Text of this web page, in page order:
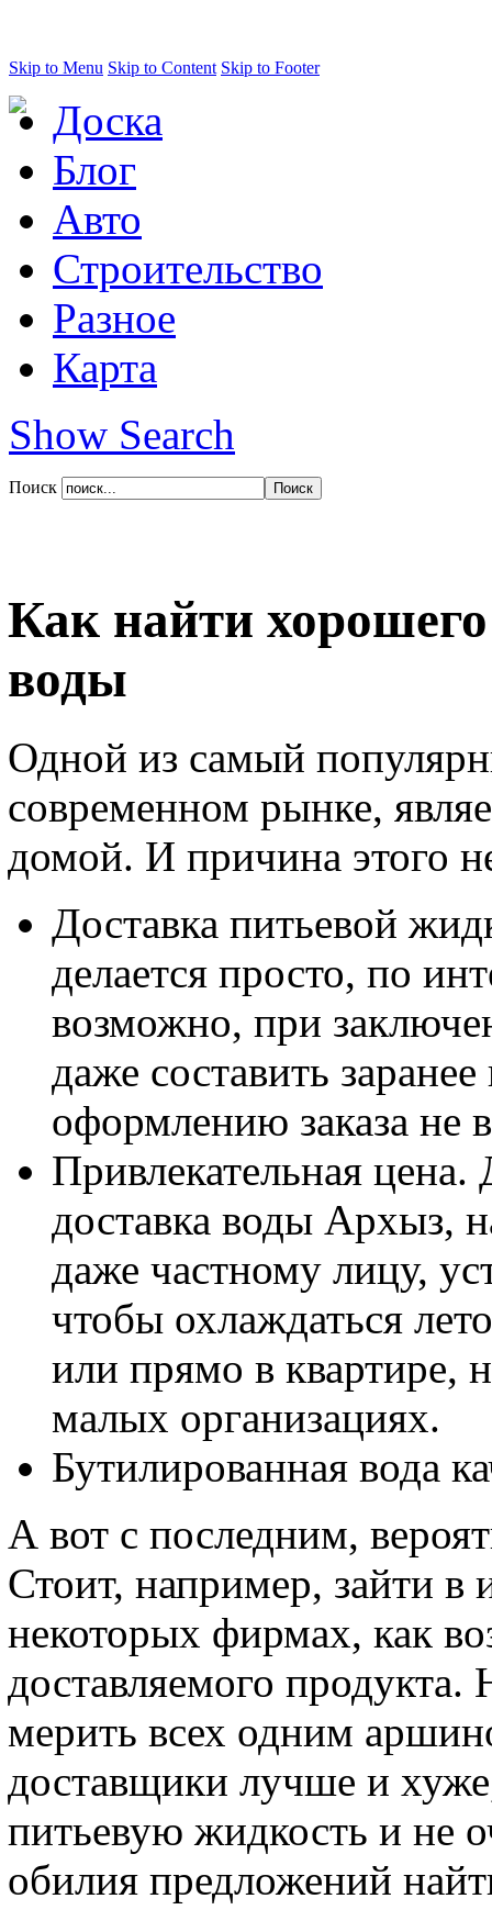
Skip to Menu Skip to Content Skip to Footer
Доска
Блог
Авто
Строительство
Разное
Карта
Show Search
Поиск
Как найти
воды
Одной из самый
современном рынке,
домой. И причина этого
Доставка питьевой
делается просто, по
возможно, при
даже составить
оформлению заказа не
Привлекательная
доставка воды Архыз,
даже частному лицу,
чтобы охлаждаться
или прямо в квартире,
малых организациях.
Бутилированная вода
А вот с последним,
Стоит, например, зайти в
некоторых фирмах, как
доставляемого продукта.
мерить всех одним
доставщики лучше и
питьевую жидкость и не
обилия предложений